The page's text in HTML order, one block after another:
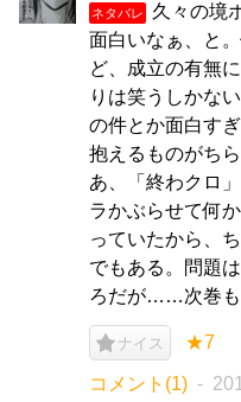
ネタバレ
久々の境
面白いなぁ、と
ど、成立の有無
りは笑うしかな
の件とか面白す
抱えるものがち
あ、「終わクロ
ラかぶらせて何
っていたから、
でもある。問題
ろだが……次巻も
ナイス ★7
コメント(1)